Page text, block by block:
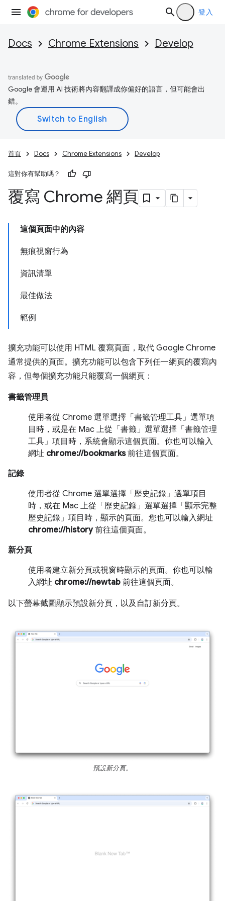
登入
Docs Chrome Extensions Develop
Google 會運用 AI 技術將內容翻譯成你偏好的語言，但可能會出
錯。
首頁 Docs Chrome Extensions Develop
這對你有幫助嗎？
覆寫 Chrome 網頁
這個頁面中的內容
無痕視窗行為
資訊清單
最佳做法
範例
擴充功能可以使用 HTML 覆寫頁面，取代 Google Chrome
通常提供的頁面。擴充功能可以包含下列任一網頁的覆寫內
容，但每個擴充功能只能覆寫一個網頁：
書籤管理員
使用者從 Chrome 選單選擇「書籤管理工具」選單項
目時，或是在 Mac 上從「書籤」選單選擇「書籤管理
工具」項目時，系統會顯示這個頁面。你也可以輸入
網址 chrome://bookmarks前往這個頁面。
記錄
使用者從 Chrome 選單選擇「歷史記錄」選單項目
時，或在 Mac 上從「歷史記錄」選單選擇「顯示完整
歷史記錄」項目時，顯示的頁面。您也可以輸入網址
chrome://history前往這個頁面。
新分頁
使用者建立新分頁或視窗時顯示的頁面。你也可以輸
入網址 chrome://newtab 前往這個頁面。
以下螢幕截圖顯示預設新分頁，以及自訂新分頁。
預設新分頁。